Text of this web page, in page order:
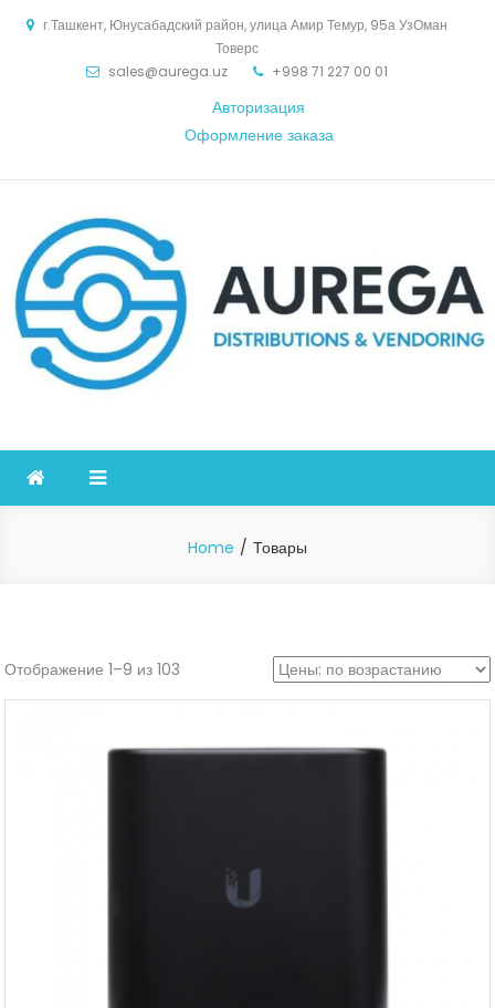
г.Ташкент, Юнусабадский район, улица Амир Темур, 95а УзОман
Товерс
sales@aurega.uz
+998 71 227 00 01
Авторизация
Оформление заказа
Home Товары
Отображение 1–9 из 103